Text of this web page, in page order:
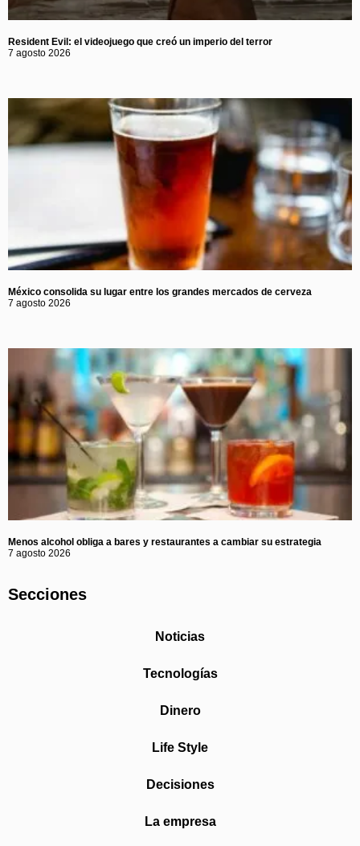
Resident Evil: el videojuego que creó un imperio del terror
7 agosto 2026
México consolida su lugar entre los grandes mercados de cerveza
7 agosto 2026
Menos alcohol obliga a bares y restaurantes a cambiar su estrategia
7 agosto 2026
Secciones
Noticias
Tecnologías
Dinero
Life Style
Decisiones
La empresa